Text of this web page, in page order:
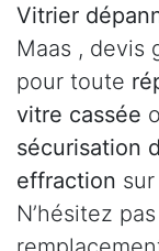
Vitrier
Maas , devis
pour toute
vitre cassée
sécurisation
effraction
N’hésitez